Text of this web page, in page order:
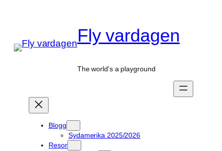
Fly vardagen
The world's a playground
Blogg
Sydamerika 2025/2026
Resor